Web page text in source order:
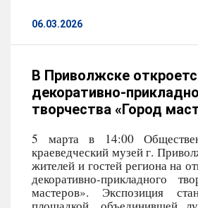
06.03.2026
В Приволжске
декоративно-
творчества «Город
5 марта в 14:00
краеведческий музей г.
жителей и гостей региона на
декоративно-прикладного
мастеров». Экспозиция